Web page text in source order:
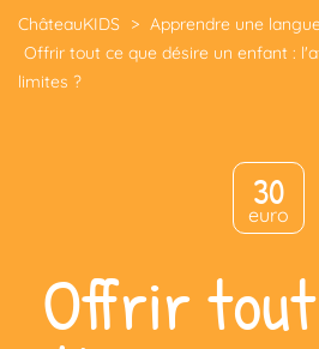
ChâteauKIDS > Apprendre une
Offrir tout ce que désire un enfant :
limites ?
30
euro
Offrir